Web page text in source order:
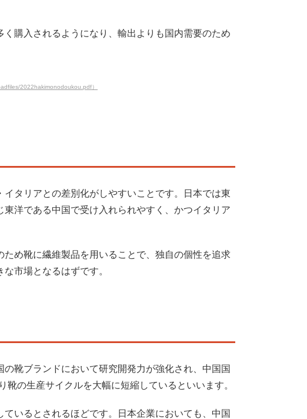
購入されるようになり、輸出よりも国内需要のため
2022hakimonodoukou.pdf）
タリアとの差別化がしやすいことです。日本では東
洋である中国で受け入れられやすく、かつイタリア
め靴に繊維製品を用いることで、独自の個性を追求
市場となるはずです。
靴ブランドにおいて研究開発力が強化され、中国国
の生産サイクルを大幅に短縮しているといいます。
いるとされるほどです。日本企業においても、中国